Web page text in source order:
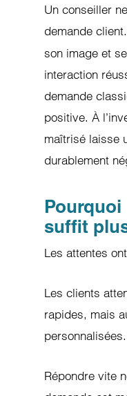
Un conseiller
demande
son image et
interaction
demande
positive. À
maîtrisé laisse
durablement
Pourquoi
suffit
Les attentes
Les clients
rapides, mais
personnalisées.
Répondre vite